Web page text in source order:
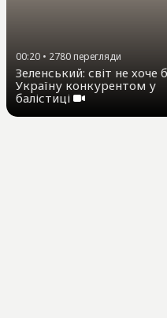
00:20 • 2780перегляди
Зеленський: світ не хоче
Україну конкурентом у
балістиці